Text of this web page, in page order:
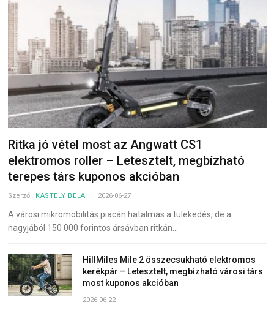
Ritka jó vétel most az Angwatt CS1
elektromos roller – Letesztelt, megbízható
terepes társ kuponos akcióban
Szerző: KASTÉLY BÉLA 2026-06-27
A városi mikromobilitás piacán hatalmas a tülekedés, de a
nagyjából 150 000 forintos ársávban ritkán…
HillMiles Mile 2 összecsukható elektromos
kerékpár – Letesztelt, megbízható városi társ
most kuponos akcióban
2026-06-22